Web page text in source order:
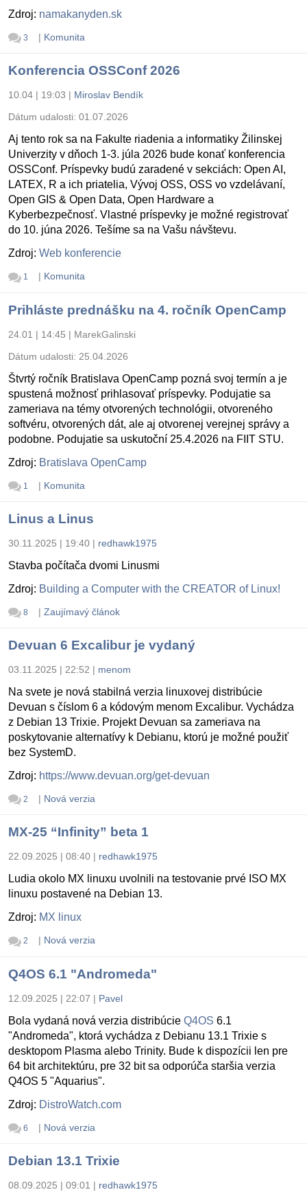
Zdroj: namakanyden.sk
3 | Komunita
Konferencia OSSConf 2026
10.04 | 19:03 | Miroslav Bendík
Dátum udalosti: 01.07.2026
Aj tento rok sa na Fakulte riadenia a informatiky Žilinskej
Univerzity v dňoch 1-3. júla 2026 bude konať konferencia
OSSConf. Príspevky budú zaradené v sekciách: Open AI,
LATEX, R a ich priatelia, Vývoj OSS, OSS vo vzdelávaní,
Open GIS & Open Data, Open Hardware a
Kyberbezpečnosť. Vlastné príspevky je možné registrovať
do 10. júna 2026. Tešíme sa na Vašu návštevu.
Zdroj: Web konferencie
1 | Komunita
Prihláste prednášku na 4. ročník OpenCamp
24.01 | 14:45 | MarekGalinski
Dátum udalosti: 25.04.2026
Štvrtý ročník Bratislava OpenCamp pozná svoj termín a je
spustená možnosť prihlasovať príspevky. Podujatie sa
zameriava na témy otvorených technológii, otvoreného
softvéru, otvorených dát, ale aj otvorenej verejnej správy a
podobne. Podujatie sa uskutoční 25.4.2026 na FIIT STU.
Zdroj: Bratislava OpenCamp
1 | Komunita
Linus a Linus
30.11.2025 | 19:40 | redhawk1975
Stavba počítača dvomi Linusmi
Zdroj: Building a Computer with the CREATOR of Linux!
8 | Zaujímavý článok
Devuan 6 Excalibur je vydaný
03.11.2025 | 22:52 | menom
Na svete je nová stabilná verzia linuxovej distribúcie
Devuan s číslom 6 a kódovým menom Excalibur. Vychádza
z Debian 13 Trixie. Projekt Devuan sa zameriava na
poskytovanie alternatívy k Debianu, ktorú je možné použiť
bez SystemD.
Zdroj: https://www.devuan.org/get-devuan
2 | Nová verzia
MX-25 “Infinity” beta 1
22.09.2025 | 08:40 | redhawk1975
Ludia okolo MX linuxu uvolnili na testovanie prvé ISO MX
linuxu postavené na Debian 13.
Zdroj: MX linux
2 | Nová verzia
Q4OS 6.1 "Andromeda"
12.09.2025 | 22:07 | Pavel
Bola vydaná nová verzia distribúcie Q4OS 6.1
"Andromeda", ktorá vychádza z Debianu 13.1 Trixie s
desktopom Plasma alebo Trinity. Bude k dispozícii len pre
64 bit architektúru, pre 32 bit sa odporúča staršia verzia
Q4OS 5 "Aquarius".
Zdroj: DistroWatch.com
6 | Nová verzia
Debian 13.1 Trixie
08.09.2025 | 09:01 | redhawk1975